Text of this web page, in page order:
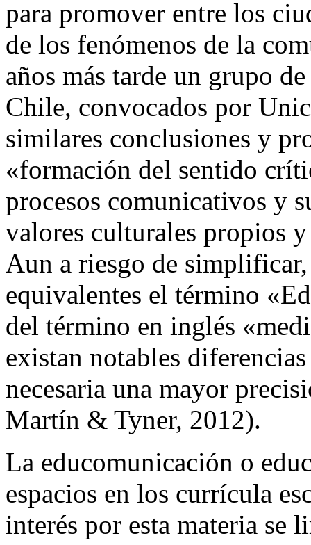
para promover entre los
de los fenómenos de la
años más tarde un grupo
Chile, convocados por
similares conclusiones y
«formación del sentido
procesos comunicativos y
valores culturales propios
Aun a riesgo de
equivalentes el término
del término en inglés
existan notables
necesaria una mayor
Martín & Tyner, 2012).
La educomunicación o
espacios en los currícula
interés por esta materia se